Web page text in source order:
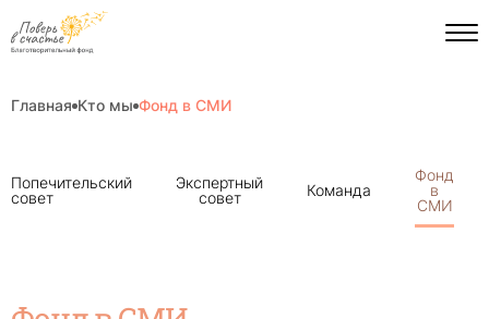
Главная Кто мы Фонд в СМИ
Пагинация
на
странице
Попечительский
совет
Экспертный
совет
Команда
Фонд
в
СМИ